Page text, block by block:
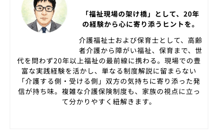
「福祉現場の架け橋」として、20年
の経験から心に寄り添うヒントを。
介護福祉士および保育士として、高齢
者介護から障がい福祉、保育まで、世
代を問わず20年以上福祉の最前線に携わる。現場での豊
富な実践経験を活かし、単なる制度解説に留まらない
「介護する側・受ける側」双方の気持ちに寄り添った発
信が持ち味。複雑な介護保険制度も、家族の視点に立っ
て分かりやすく紐解きます。